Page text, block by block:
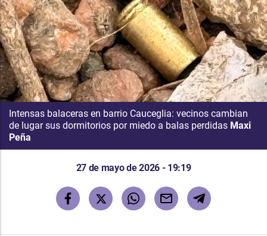
Intensas balaceras en barrio Cauceglia: vecinos cambian
de lugar sus dormitorios por miedo a balas perdidas Maxi
Peña
27 de mayo de 2026 - 19:19